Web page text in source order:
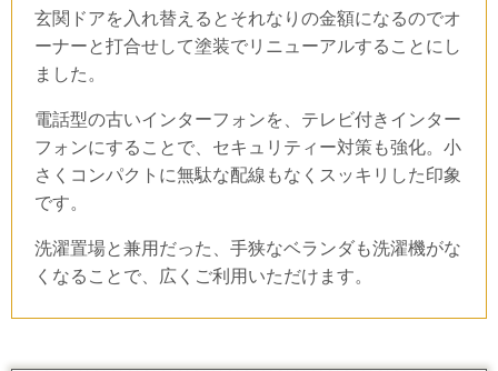
玄関ドアを入れ替えるとそれなりの金額になるのでオ
ーナーと打合せして塗装でリニューアルすることにし
ました。
電話型の古いインターフォンを、テレビ付きインター
フォンにすることで、セキュリティー対策も強化。小
さくコンパクトに無駄な配線もなくスッキリした印象
です。
洗濯置場と兼用だった、手狭なベランダも洗濯機がな
くなることで、広くご利用いただけます。